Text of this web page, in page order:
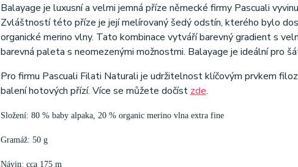
Balayage je luxusní a velmi jemná příze německé firmy Pascuali
Zvláštností této příze je její melírovaný šedý odstín, kterého bylo
organické merino vlny. Tato kombinace vytváří barevný gradient s
barevná paleta s neomezenými možnostmi. Balayage je ideální pro
Pro firmu Pascuali Filati Naturali je udržitelnost klíčovým prvkem
balení hotových přízí. Více se můžete dočíst zde.
Složení: 80 % baby alpaka, 20 % organic merino vlna extra fine
Gramáž: 50 g
Návin: cca 175 m